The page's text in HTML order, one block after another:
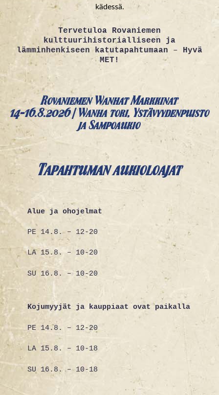
kädessä.
Tervetuloa Rovaniemen
kulttuurihistorialliseen ja
lämminhenkiseen katutapahtumaan – Hyvä
MET!
Rovaniemen Wanhat Markkinat
14-16.8.2026 | Wanha tori, Ystävyydenpuisto
ja Sampoaukio
Tapahtuman aukioloajat
Alue ja ohojelmat
PE 14.8. – 12-20
LA 15.8. – 10-20
SU 16.8. – 10-20
Kojumyyjät ja kauppiaat ovat paikalla
PE 14.8. – 12-20
LA 15.8. – 10-18
SU 16.8. – 10-18